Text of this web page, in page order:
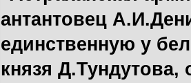
антантовец
единственную у
князя